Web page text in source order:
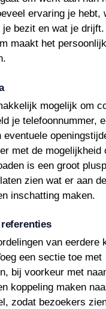
ervaring je hebt,
bezit en wat je
maakt het
mogelijk om
je telefoonnummer,
eventuele
met de mogelijkheid
is een groot
zien wat er aan
inschatting maken.
referenties
van eerdere
een sectie toe met
bij voorkeur met
koppeling maken
zodat bezoekers